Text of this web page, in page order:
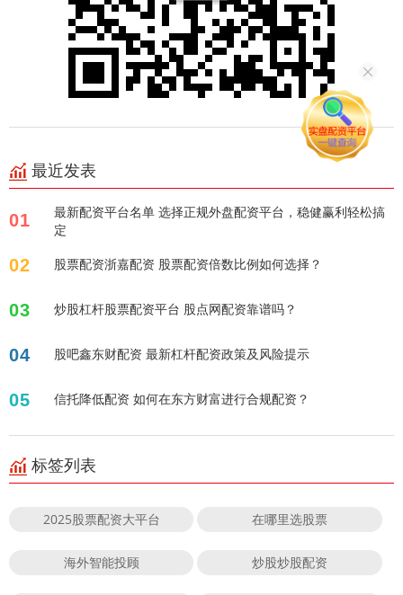
最近发表
01
最新配资平台名单 选择正规外盘配资平台，稳健赢利轻松搞
定
02 股票配资浙嘉配资 股票配资倍数比例如何选择？
03 炒股杠杆股票配资平台 股点网配资靠谱吗？
04 股吧鑫东财配资 最新杠杆配资政策及风险提示
05 信托降低配资 如何在东方财富进行合规配资？
标签列表
2025股票配资大平台 在哪里选股票
海外智能投顾 炒股炒股配资